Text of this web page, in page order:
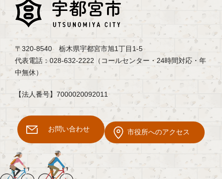
〒320-8540 栃木県宇都宮市旭1丁目1-5
代表電話：028-632-2222（コールセンター・24時間対応・年
中無休）
【法人番号】7000020092011
お問い合わせ 市役所へのアクセス